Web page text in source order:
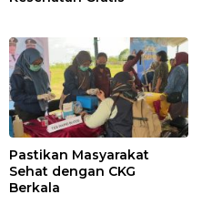
Pastikan Masyarakat
Sehat dengan CKG
Berkala